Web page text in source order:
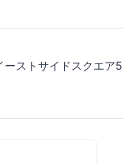
ストサイドスクエア5